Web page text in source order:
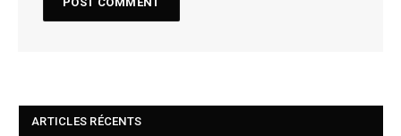
ARTICLES RÉCENTS